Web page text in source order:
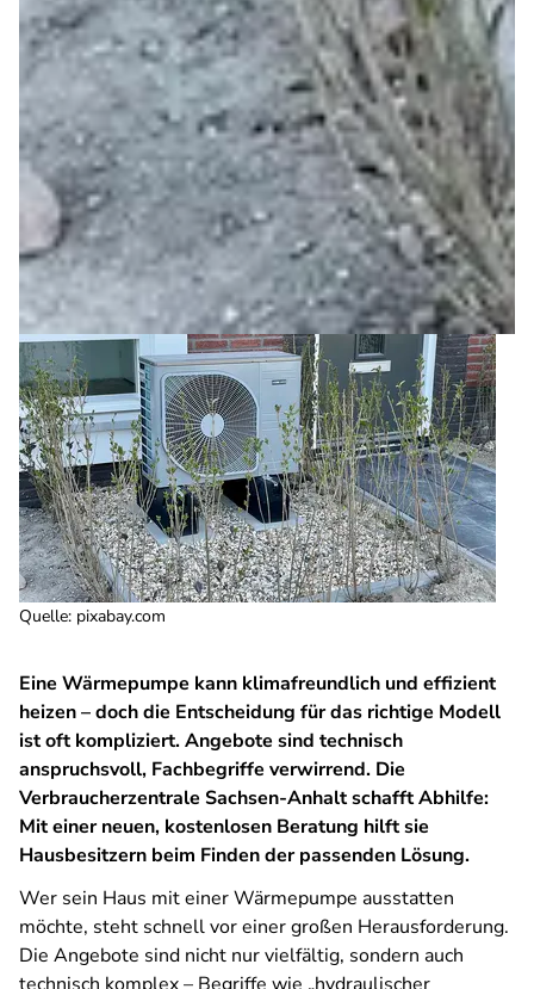
Quelle: pixabay.com
Eine Wärmepumpe kann klimafreundlich und effizient
heizen – doch die Entscheidung für das richtige Modell
ist oft kompliziert. Angebote sind technisch
anspruchsvoll, Fachbegriffe verwirrend. Die
Verbraucherzentrale Sachsen-Anhalt schafft Abhilfe:
Mit einer neuen, kostenlosen Beratung hilft sie
Hausbesitzern beim Finden der passenden Lösung.
Wer sein Haus mit einer Wärmepumpe ausstatten
möchte, steht schnell vor einer großen Herausforderung.
Die Angebote sind nicht nur vielfältig, sondern auch